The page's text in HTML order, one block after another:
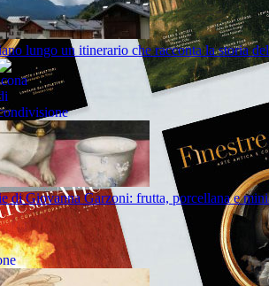
lungo un itinerario che racconta la storia
di Giovanna Garzoni: frutta, porcellana e